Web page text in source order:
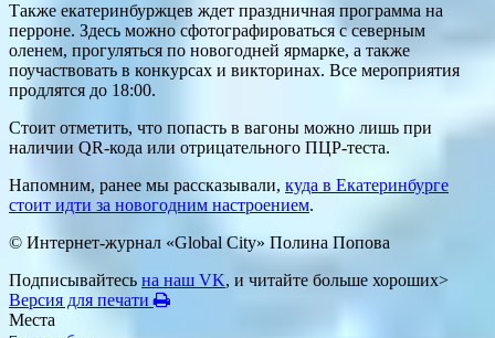
Также екатеринбуржцев ждет праздничная программа на
перроне. Здесь можно сфотографироваться с северным
оленем, прогуляться по новогодней ярмарке, а также
поучаствовать в конкурсах и викторинах. Все мероприятия
продлятся до 18:00.
Стоит отметить, что попасть в вагоны можно лишь при
наличии QR-кода или отрицательного ПЦР-теста.
Напомним, ранее мы рассказывали, куда в Екатеринбурге
стоит идти за новогодним настроением.
© Интернет-журнал «Global City» Полина Попова
Подписывайтесь на наш VK, и читайте больше хороших>
Версия для печати
Места